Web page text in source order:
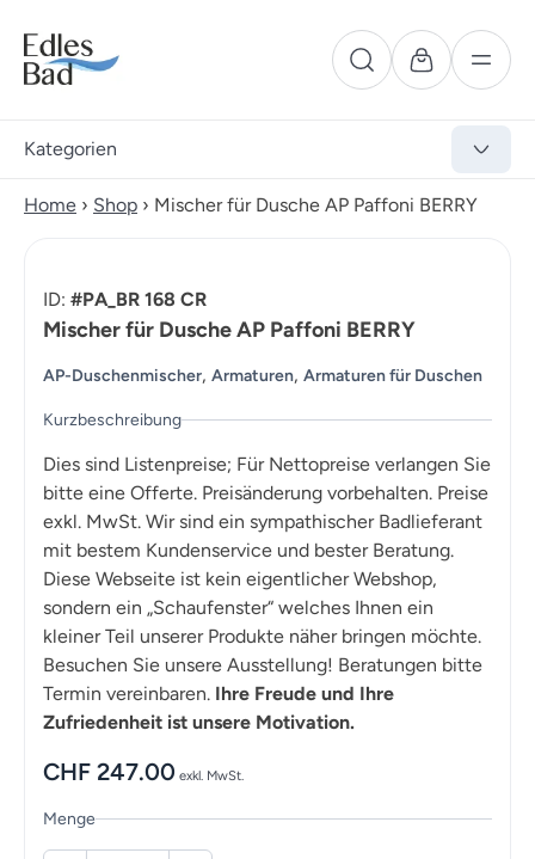
Kategorien
Home › Shop › Mischer für Dusche AP Paffoni BERRY
ID: #PA_BR 168 CR
Mischer für Dusche AP Paffoni BERRY
AP-Duschenmischer, Armaturen, Armaturen für Duschen
Kurzbeschreibung
Dies sind Listenpreise; Für Nettopreise verlangen Sie
bitte eine Offerte. Preisänderung vorbehalten. Preise
exkl. MwSt. Wir sind ein sympathischer Badlieferant
mit bestem Kundenservice und bester Beratung.
Diese Webseite ist kein eigentlicher Webshop,
sondern ein „Schaufenster“ welches Ihnen ein
kleiner Teil unserer Produkte näher bringen möchte.
Besuchen Sie unsere Ausstellung! Beratungen bitte
Termin vereinbaren. Ihre Freude und Ihre
Zufriedenheit ist unsere Motivation.
CHF 247.00 exkl. MwSt.
Menge